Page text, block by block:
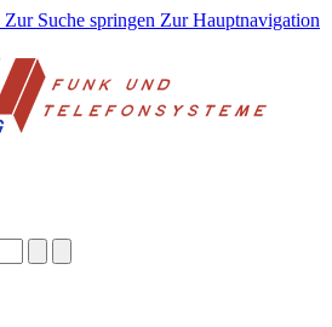
Zur Suche springen Zur Hauptnavigation